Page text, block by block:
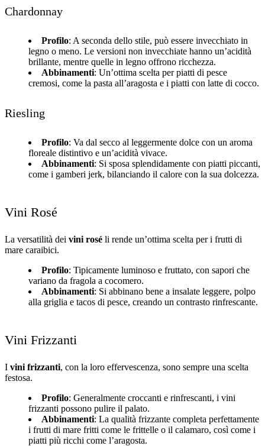
Chardonnay
Profilo: A seconda dello stile, può essere invecchiato in
legno o meno. Le versioni non invecchiate hanno un’acidità
brillante, mentre quelle in legno offrono ricchezza.
Abbinamenti: Un’ottima scelta per piatti di pesce
cremosi, come la pasta all’aragosta e i piatti con latte di cocco.
Riesling
Profilo: Va dal secco al leggermente dolce con un aroma
floreale distintivo e un’acidità vivace.
Abbinamenti: Si sposa splendidamente con piatti piccanti,
come i gamberi jerk, bilanciando il calore con la sua dolcezza.
Vini Rosé
La versatilità dei vini rosé li rende un’ottima scelta per i frutti di
mare caraibici.
Profilo: Tipicamente luminoso e fruttato, con sapori che
variano da fragola a cocomero.
Abbinamenti: Si abbinano bene a insalate leggere, polpo
alla griglia e tacos di pesce, creando un contrasto rinfrescante.
Vini Frizzanti
I vini frizzanti, con la loro effervescenza, sono sempre una scelta
festosa.
Profilo: Generalmente croccanti e rinfrescanti, i vini
frizzanti possono pulire il palato.
Abbinamenti: La qualità frizzante completa perfettamente
i frutti di mare fritti come le frittelle o il calamaro, così come i
piatti più ricchi come l’aragosta.